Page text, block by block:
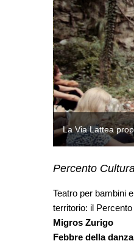
La Via Lattea
Percento
Teatro per bambini
territorio: il
Migros Zurigo
Febbre della